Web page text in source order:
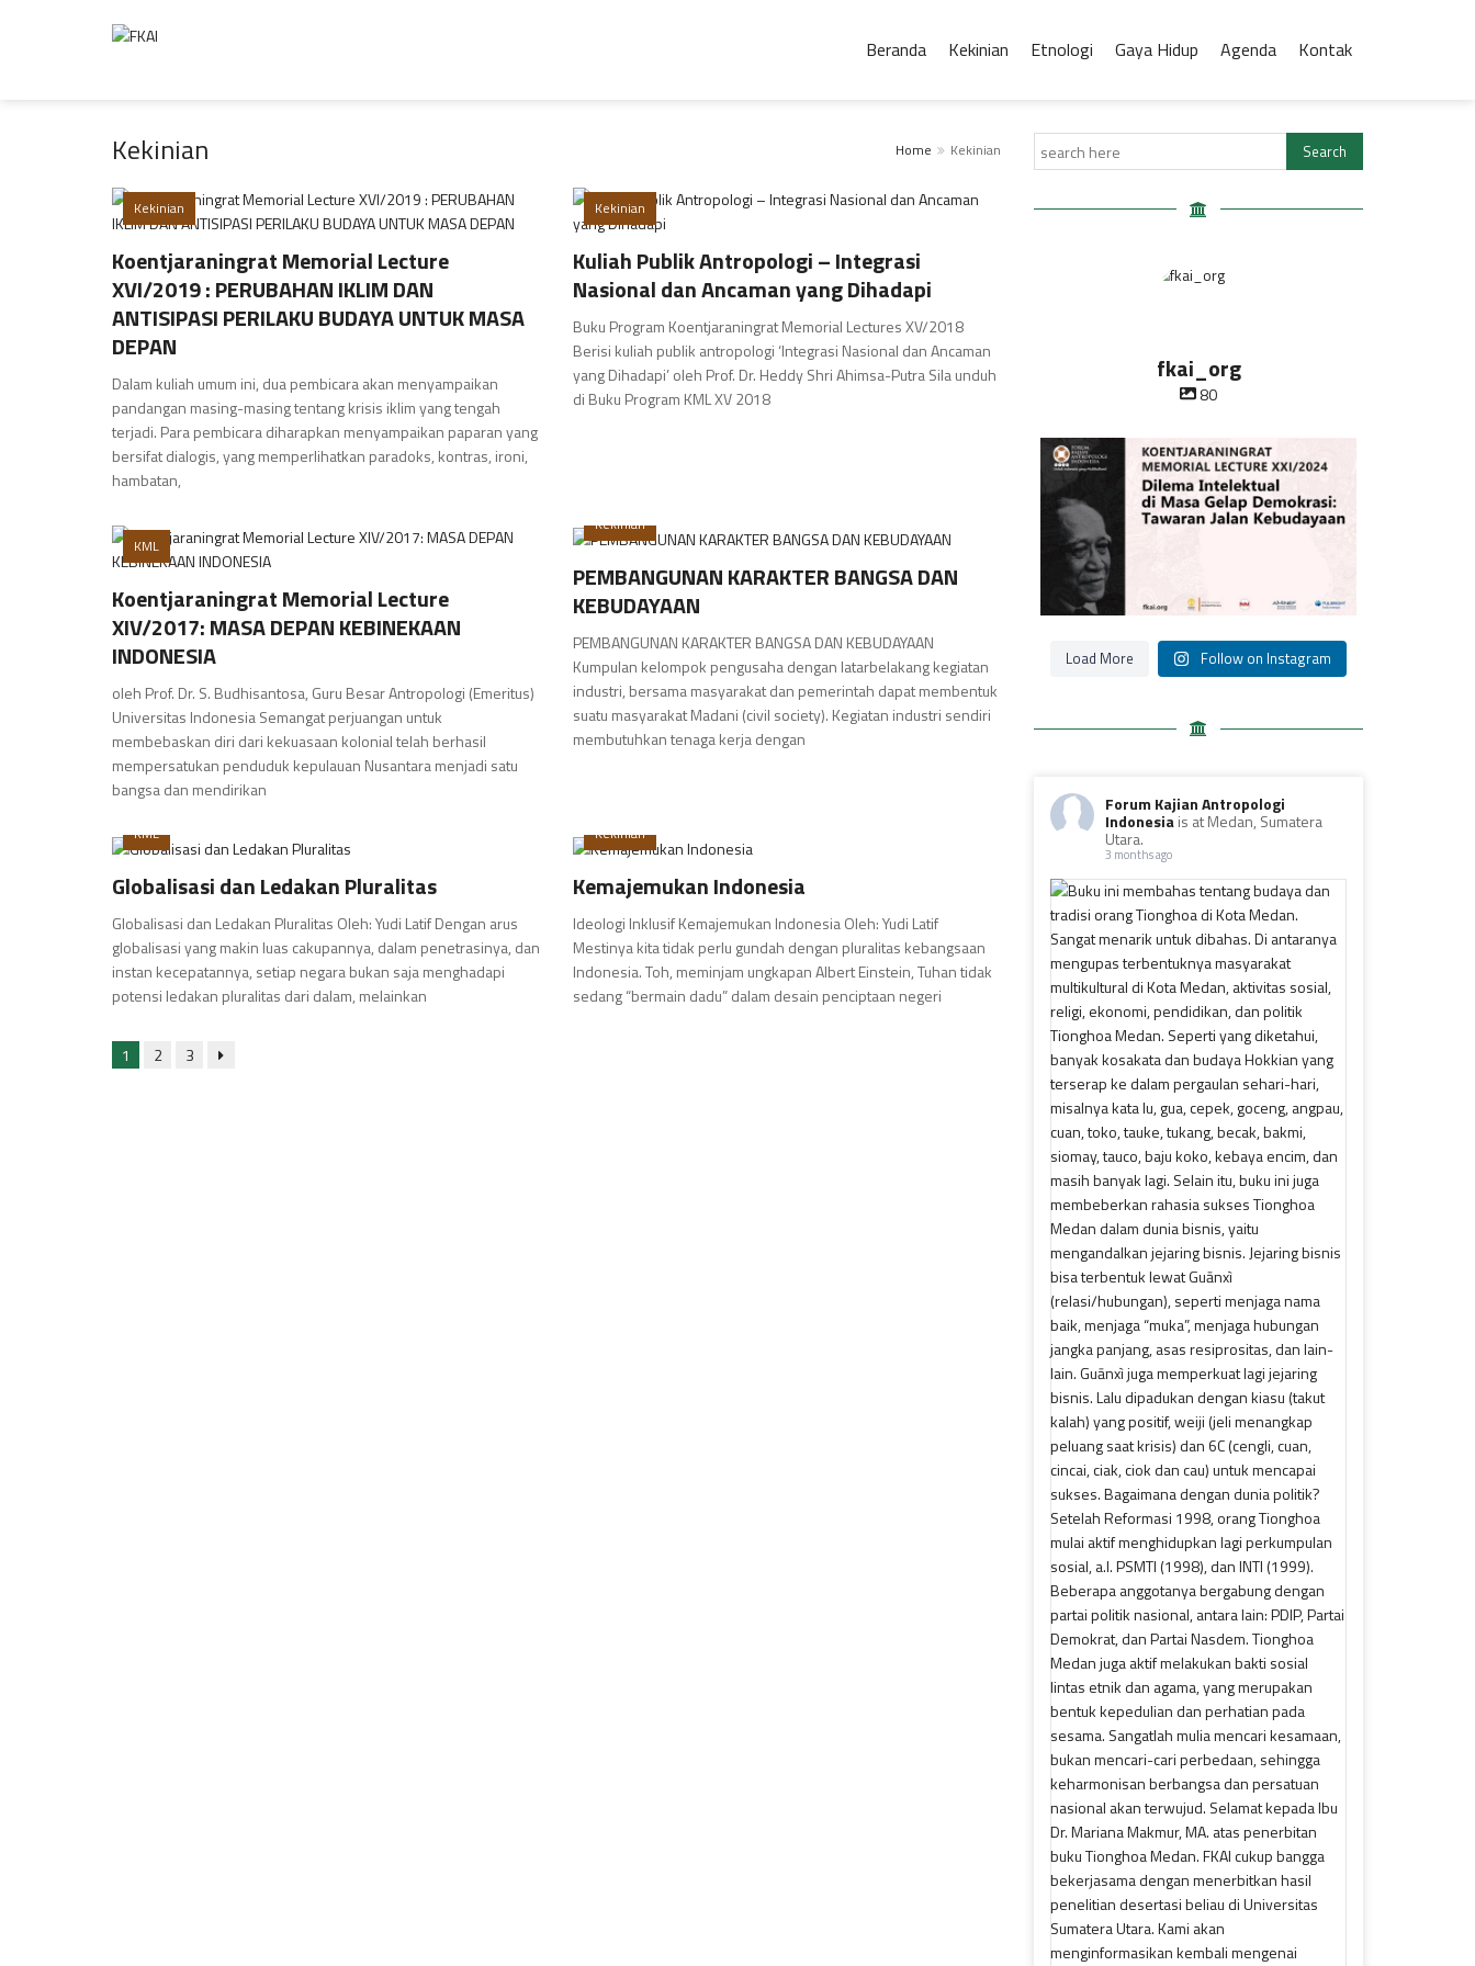
Beranda Kekinian Etnologi Gaya Hidup Agenda Kontak
Kekinian Home Kekinian
Kekinian
Koentjaraningrat Memorial Lecture
XVI/2019 : PERUBAHAN IKLIM DAN
ANTISIPASI PERILAKU BUDAYA UNTUK MASA
DEPAN
Dalam kuliah umum ini, dua pembicara akan menyampaikan
pandangan masing-masing tentang krisis iklim yang tengah
terjadi. Para pembicara diharapkan menyampaikan paparan yang
bersifat dialogis, yang memperlihatkan paradoks, kontras, ironi,
hambatan,
Kekinian
Kuliah Publik Antropologi – Integrasi
Nasional dan Ancaman yang Dihadapi
Buku Program Koentjaraningrat Memorial Lectures XV/2018
Berisi kuliah publik antropologi ‘Integrasi Nasional dan Ancaman
yang Dihadapi’ oleh Prof. Dr. Heddy Shri Ahimsa-Putra Sila unduh
di Buku Program KML XV 2018
KML
Koentjaraningrat Memorial Lecture
XIV/2017: MASA DEPAN KEBINEKAAN
INDONESIA
oleh Prof. Dr. S. Budhisantosa, Guru Besar Antropologi (Emeritus)
Universitas Indonesia Semangat perjuangan untuk
membebaskan diri dari kekuasaan kolonial telah berhasil
mempersatukan penduduk kepulauan Nusantara menjadi satu
bangsa dan mendirikan
Kekinian
PEMBANGUNAN KARAKTER BANGSA DAN
KEBUDAYAAN
PEMBANGUNAN KARAKTER BANGSA DAN KEBUDAYAAN
Kumpulan kelompok pengusaha dengan latarbelakang kegiatan
industri, bersama masyarakat dan pemerintah dapat membentuk
suatu masyarakat Madani (civil society). Kegiatan industri sendiri
membutuhkan tenaga kerja dengan
KML
Globalisasi dan Ledakan Pluralitas
Globalisasi dan Ledakan Pluralitas Oleh: Yudi Latif Dengan arus
globalisasi yang makin luas cakupannya, dalam penetrasinya, dan
instan kecepatannya, setiap negara bukan saja menghadapi
potensi ledakan pluralitas dari dalam, melainkan
Kekinian
Kemajemukan Indonesia
Ideologi Inklusif Kemajemukan Indonesia Oleh: Yudi Latif
Mestinya kita tidak perlu gundah dengan pluralitas kebangsaan
Indonesia. Toh, meminjam ungkapan Albert Einstein, Tuhan tidak
sedang “bermain dadu” dalam desain penciptaan negeri
1 2 3
fkai_org
80
Oleh Prof Dr. Sulistyowati Irianto
Saat ini...
Load More Follow on Instagram
Forum Kajian Antropologi
Indonesiais at Medan, Sumatera
Utara.
3 months ago